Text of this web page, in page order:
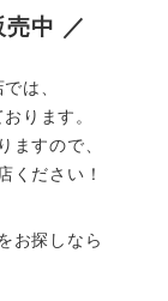
中 ／
は、
ります。
ますので、
ください！
お探しなら